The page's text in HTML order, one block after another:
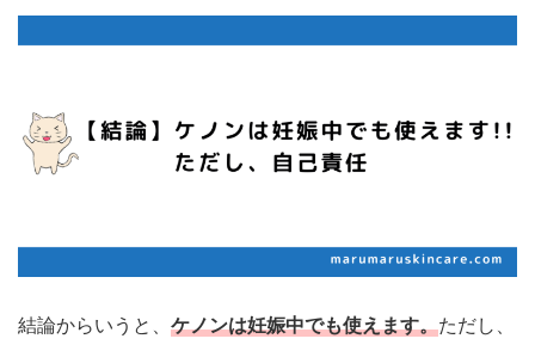
結論からいうと、 ケノンは妊娠中でも使えます。ただし、